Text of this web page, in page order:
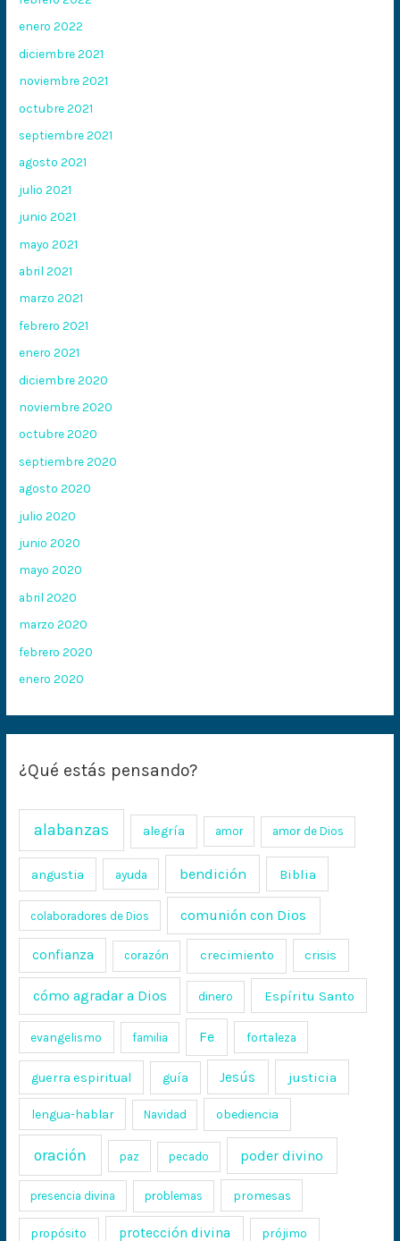
enero 2022
diciembre 2021
noviembre 2021
octubre 2021
septiembre 2021
agosto 2021
julio 2021
junio 2021
mayo 2021
abril 2021
marzo 2021
febrero 2021
enero 2021
diciembre 2020
noviembre 2020
octubre 2020
septiembre 2020
agosto 2020
julio 2020
junio 2020
mayo 2020
abril 2020
marzo 2020
febrero 2020
enero 2020
¿Qué estás pensando?
alabanzas alegría amor amor de Dios
angustia ayuda bendición Biblia
colaboradores de Dios comunión con Dios
confianza corazón crecimiento crisis
cómo agradar a Dios dinero Espíritu Santo
evangelismo familia Fe fortaleza
guerra espiritual guía Jesús justicia
lengua-hablar Navidad obediencia
oración paz pecado poder divino
presencia divina problemas promesas
propósito protección divina prójimo